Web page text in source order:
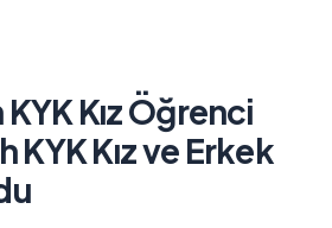
Kız Öğrenci
KYK Kız ve Erkek